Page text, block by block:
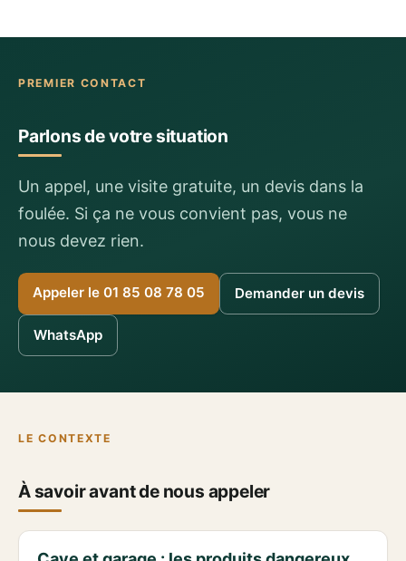
PREMIER CONTACT
Parlons de votre situation
Un appel, une visite gratuite, un devis dans la
foulée. Si ça ne vous convient pas, vous ne
nous devez rien.
Appeler le 01 85 08 78 05 Demander un devis
WhatsApp
LE CONTEXTE
À savoir avant de nous appeler